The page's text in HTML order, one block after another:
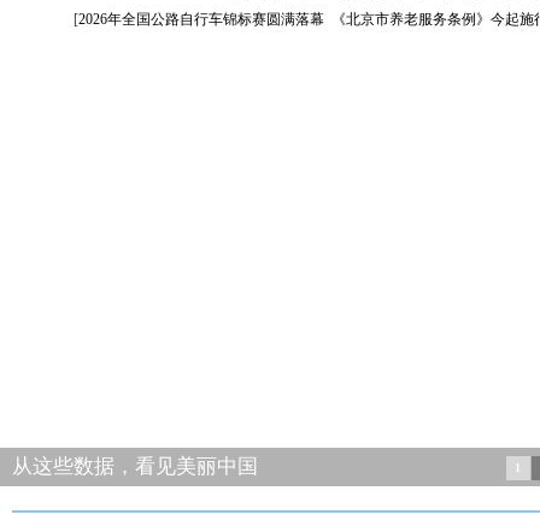
[2026年全国公路自行车锦标赛圆满落幕 《北京市养老服务条例》今起施
从这些数据，看见美丽中国 1